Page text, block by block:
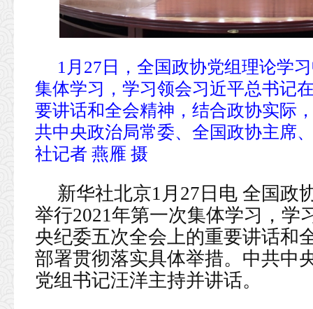
1月27日，全国政协党组理论学
集体学习，学习领会习近平总书记
要讲话和全会精神，结合政协实际
共中央政治局常委、全国政协主席
社记者 燕雁 摄
新华社北京1月27日电 全国政
举行2021年第一次集体学习，学
央纪委五次全会上的重要讲话和
部署贯彻落实具体举措。中共中
党组书记汪洋主持并讲话。